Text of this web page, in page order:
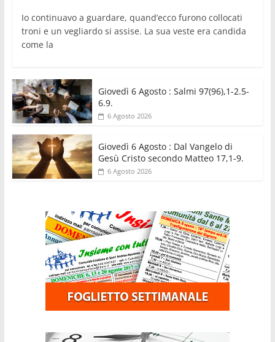
Io continuavo a guardare, quand’ecco furono collocati
troni e un vegliardo si assise. La sua veste era candida
come la
Giovedì 6 Agosto : Salmi 97(96),1-2.5-
6.9.
6 Agosto 2026
Giovedì 6 Agosto : Dal Vangelo di
Gesù Cristo secondo Matteo 17,1-9.
6 Agosto 2026